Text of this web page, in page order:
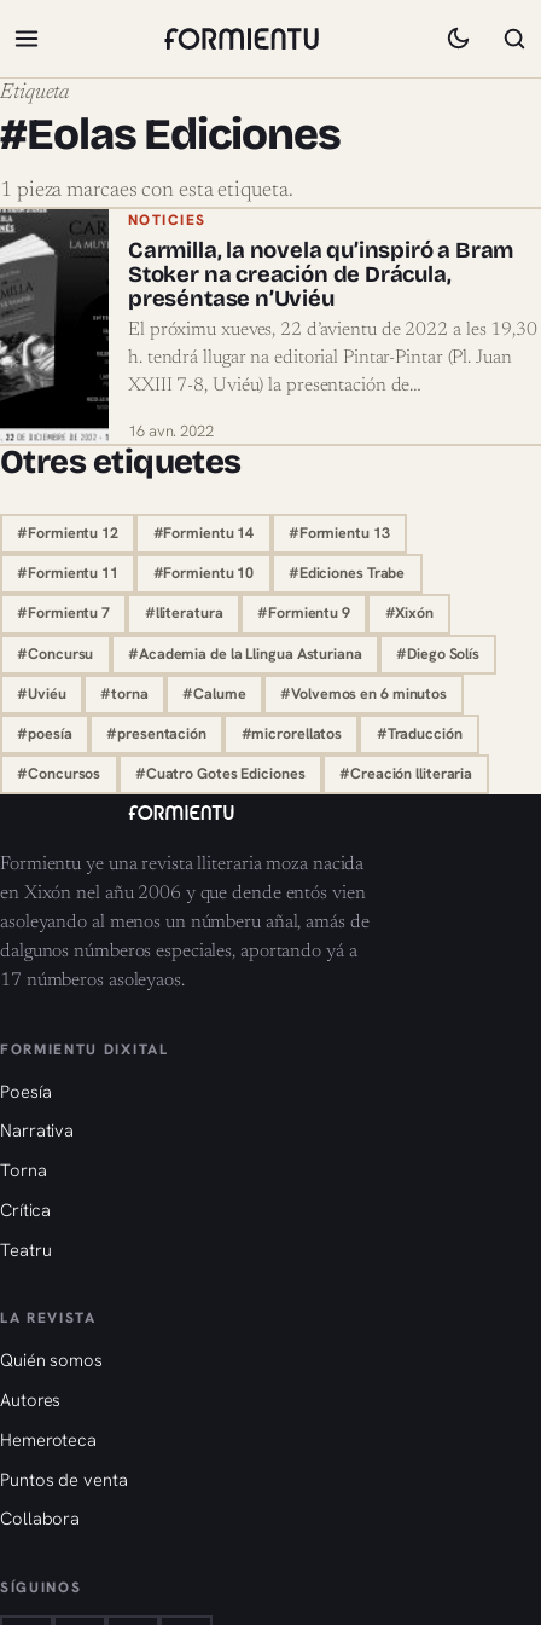
Etiqueta
#Eolas Ediciones
1 pieza marcaes con esta etiqueta.
Pieces marcaes con #Eolas Ediciones
NOTICIES
Carmilla, la novela qu’inspiró a Bram
Stoker na creación de Drácula,
preséntase n’Uviéu
El próximu xueves, 22 d’avientu de 2022 a les 19,30
h. tendrá llugar na editorial Pintar-Pintar (Pl. Juan
XXIII 7-8, Uviéu) la presentación de…
16 avn. 2022
Otres etiquetes
#Formientu 12 #Formientu 14 #Formientu 13
#Formientu 11 #Formientu 10 #Ediciones Trabe
#Formientu 7 #lliteratura #Formientu 9 #Xixón
#Concursu #Academia de la Llingua Asturiana #Diego Solís
#Uviéu #torna #Calume #Volvemos en 6 minutos
#poesía #presentación #microrellatos #Traducción
#Concursos #Cuatro Gotes Ediciones #Creación lliteraria
Formientu ye una revista lliteraria moza nacida
en Xixón nel añu 2006 y que dende entós vien
asoleyando al menos un númberu añal, amás de
dalgunos númberos especiales, aportando yá a
17 númberos asoleyaos.
FORMIENTU DIXITAL
Poesía
Narrativa
Torna
Crítica
Teatru
LA REVISTA
Quién somos
Autores
Hemeroteca
Puntos de venta
Collabora
SÍGUINOS